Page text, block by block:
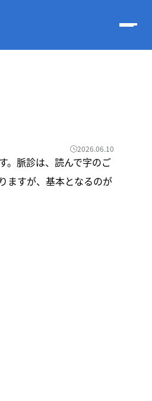
2026.06.10
。脈診は、読んで字のご
ますが、基本となるのが